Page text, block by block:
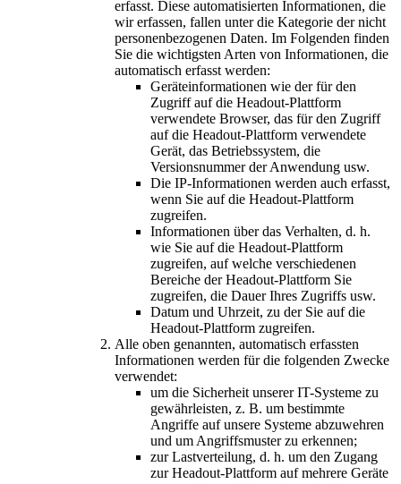
erfasst. Diese automatisierten Informationen, die
wir erfassen, fallen unter die Kategorie der nicht
personenbezogenen Daten. Im Folgenden finden
Sie die wichtigsten Arten von Informationen, die
automatisch erfasst werden:
Geräteinformationen wie der für den
Zugriff auf die Headout-Plattform
verwendete Browser, das für den Zugriff
auf die Headout-Plattform verwendete
Gerät, das Betriebssystem, die
Versionsnummer der Anwendung usw.
Die IP-Informationen werden auch erfasst,
wenn Sie auf die Headout-Plattform
zugreifen.
Informationen über das Verhalten, d. h.
wie Sie auf die Headout-Plattform
zugreifen, auf welche verschiedenen
Bereiche der Headout-Plattform Sie
zugreifen, die Dauer Ihres Zugriffs usw.
Datum und Uhrzeit, zu der Sie auf die
Headout-Plattform zugreifen.
Alle oben genannten, automatisch erfassten
Informationen werden für die folgenden Zwecke
verwendet:
um die Sicherheit unserer IT-Systeme zu
gewährleisten, z. B. um bestimmte
Angriffe auf unsere Systeme abzuwehren
und um Angriffsmuster zu erkennen;
zur Lastverteilung, d. h. um den Zugang
zur Headout-Plattform auf mehrere Geräte